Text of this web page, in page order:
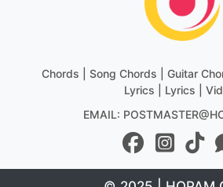
Chords | Song Chords | Guitar
Lyrics | Lyrics |
EMAIL: